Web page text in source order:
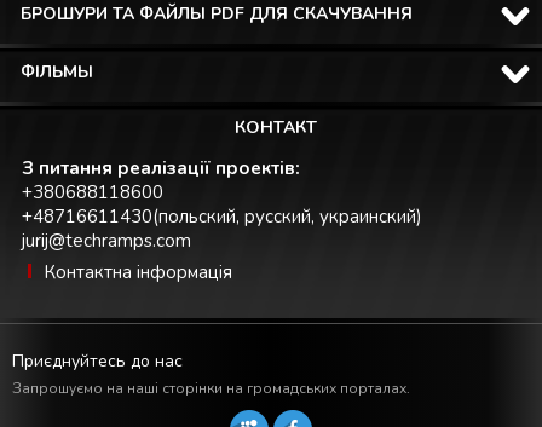
БРОШУРИ ТА ФАЙЛЫ PDF ДЛЯ СКАЧУВАННЯ
ФІЛЬМЫ
КОНТАКТ
З питання реалізації проектів:
+380688118600
+48716611430(польский, русский, украинский)
jurij@techramps.com
Контактна інформація
Приєднуйтесь до нас
Запрошуємо на наші сторінки на громадських порталах.